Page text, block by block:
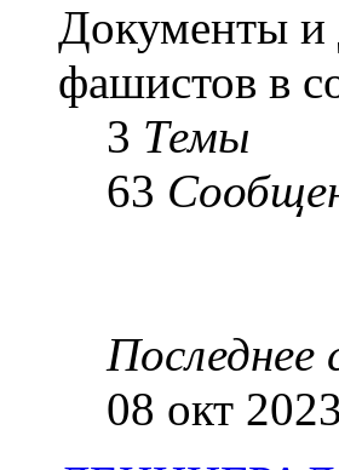
Документы и
фашистов в
3 Темы
63
Последнее
08 окт